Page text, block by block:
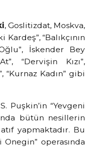
, Goslitizdat, Moskva,
Kardeş”, “Balıkçının
İskender Bey
“Dervişin Kızı”,
“Kurnaz Kadın” gibi
Puşkin’in “Yevgeni
bütün nesillerin
yapmaktadır. Bu
Onegin” operasında